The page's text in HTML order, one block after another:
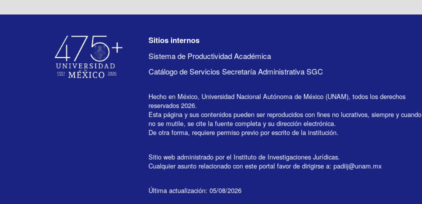
Sitios internos
Sistema de Productividad Académica
Catálogo de Servicios Secretaría Administrativa SGC
Hecho en México, Universidad Nacional Autónoma de México (UNAM), todos los derechos
reservados 2026.
Esta página y sus contenidos pueden ser reproducidos con fines no lucrativos, siempre y cuando
no se mutile, se cite la fuente completa y su dirección electrónica.
De otra forma, requiere permiso previo por escrito de la institución.
Sitio web administrado por el Instituto de Investigaciones Jurídicas.
Cualquier asunto relacionado con este portal favor de dirigirse a: padiij@unam.mx
Última actualización: 05/08/2026